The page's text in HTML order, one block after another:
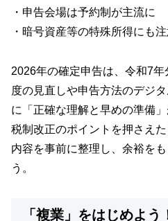
・申告会場は予約制が主流に
・暗号資産等の特殊所得にも
2026年の確定申告は、令和7
度の見直しや申告方法のデジ
に「正確な理解と早めの準備」
税制改正のポイントを押さえ
内容を事前に整理し、余裕を
う。
「複業」をはじめよう